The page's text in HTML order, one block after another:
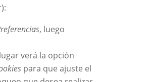
, luego
verá la opción
para que ajuste el